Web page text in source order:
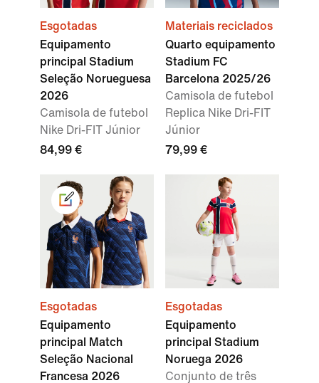
Esgotadas
Equipamento
principal Stadium
Seleção Norueguesa
2026
Camisola de futebol
Nike Dri-FIT Júnior
84,99 €
Materiais reciclados
Quarto equipamento
Stadium FC
Barcelona 2025/26
Camisola de futebol
Replica Nike Dri-FIT
Júnior
79,99 €
Esgotadas
Equipamento
principal Match
Seleção Nacional
Francesa 2026
Esgotadas
Equipamento
principal Stadium
Noruega 2026
Conjunto de três